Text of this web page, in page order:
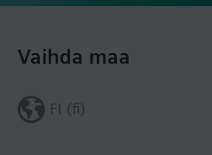
Vaihda maa
FI (fi)